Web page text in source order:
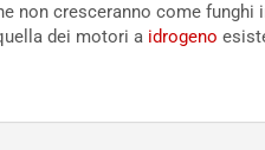
non cresceranno come funghi
dei motori a idrogeno